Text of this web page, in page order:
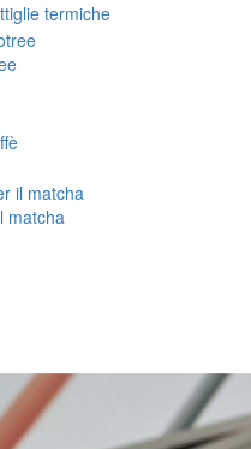
termiche
matcha